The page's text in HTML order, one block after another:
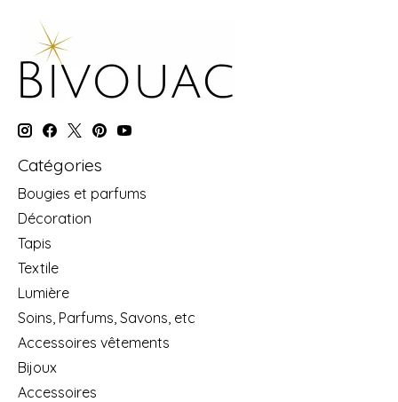
Catégories
Bougies et parfums
Décoration
Tapis
Textile
Lumière
Soins, Parfums, Savons, etc
Accessoires vêtements
Bijoux
Accessoires